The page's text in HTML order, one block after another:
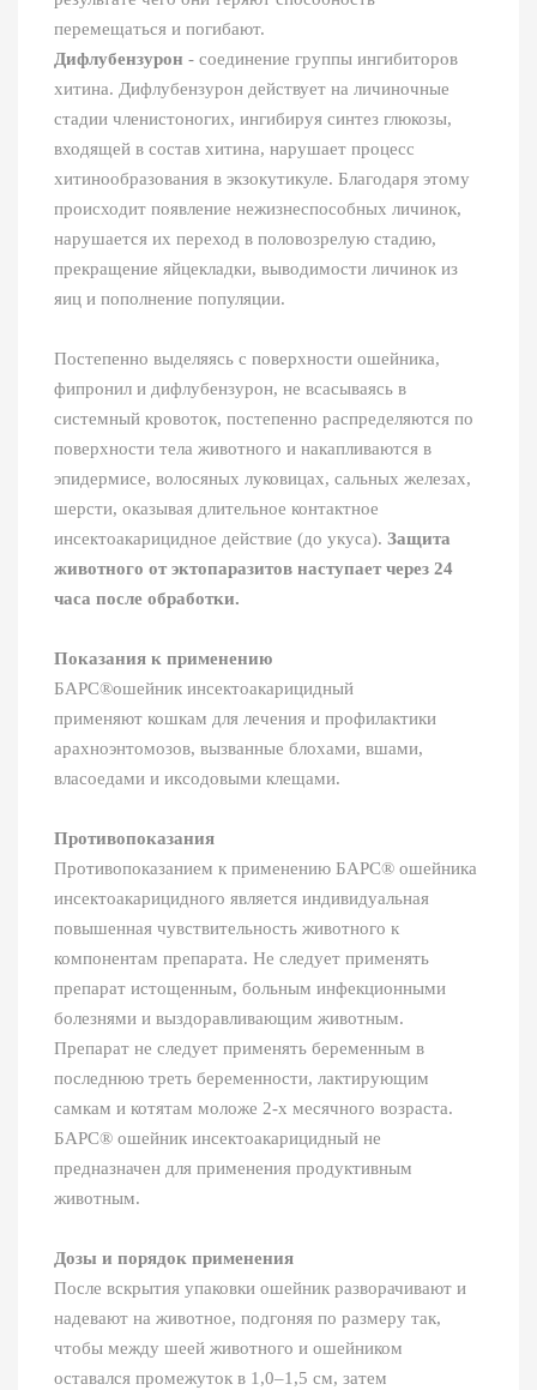
перемещаться и погибают.
Дифлубензурон - соединение группы ингибиторов
хитина. Дифлубензурон действует на личиночные
стадии членистоногих, ингибируя синтез глюкозы,
входящей в состав хитина, нарушает процесс
хитинообразования в экзокутикуле. Благодаря этому
происходит появление нежизнеспособных личинок,
нарушается их переход в половозрелую стадию,
прекращение яйцекладки, выводимости личинок из
яиц и пополнение популяции.
Постепенно выделяясь с поверхности ошейника,
фипронил и дифлубензурон, не всасываясь в
системный кровоток, постепенно распределяются по
поверхности тела животного и накапливаются в
эпидермисе, волосяных луковицах, сальных железах,
шерсти, оказывая длительное контактное
инсектоакарицидное действие (до укуса). Защита
животного от эктопаразитов наступает через 24
часа после обработки.
Показания к применению
БАРС®ошейник инсектоакарицидный
применяют кошкам для лечения и профилактики
арахноэнтомозов, вызванные блохами, вшами,
власоедами и иксодовыми клещами.
Противопоказания
Противопоказанием к применению БАРС® ошейника
инсектоакарицидного является индивидуальная
повышенная чувствительность животного к
компонентам препарата. Не следует применять
препарат истощенным, больным инфекционными
болезнями и выздоравливающим животным.
Препарат не следует применять беременным в
последнюю треть беременности, лактирующим
самкам и котятам моложе 2-х месячного возраста.
БАРС® ошейник инсектоакарицидный не
предназначен для применения продуктивным
животным.
Дозы и порядок применения
После вскрытия упаковки ошейник разворачивают и
надевают на животное, подгоняя по размеру так,
чтобы между шеей животного и ошейником
оставался промежуток в 1,0–1,5 см, затем